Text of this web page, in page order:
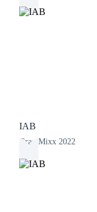
IAB
Gran Mixx 2022